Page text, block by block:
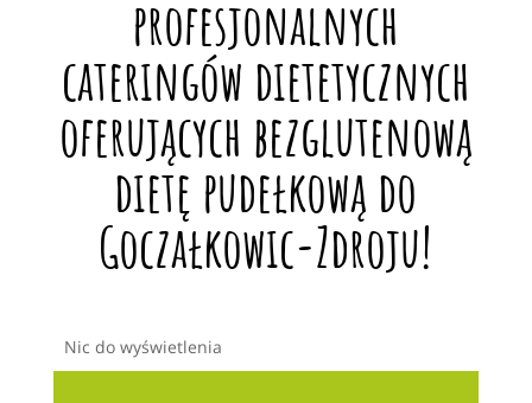
profesjonalnych
cateringów dietetycznych
oferujących bezglutenową
dietę pudełkową do
Goczałkowic-Zdroju!
Nic do wyświetlenia